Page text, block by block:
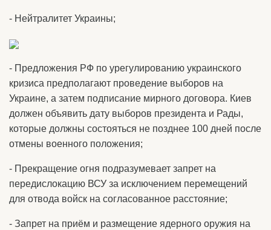
- Нейтралитет Украины;
- Предложения РФ по урегулированию украинского
кризиса предполагают проведение выборов на
Украине, а затем подписание мирного договора. Киев
должен объявить дату выборов президента и Рады,
которые должны состояться не позднее 100 дней после
отмены военного положения;
- Прекращение огня подразумевает запрет на
передислокацию ВСУ за исключением перемещений
для отвода войск на согласованное расстояние;
- Запрет на приём и размещение ядерного оружия на